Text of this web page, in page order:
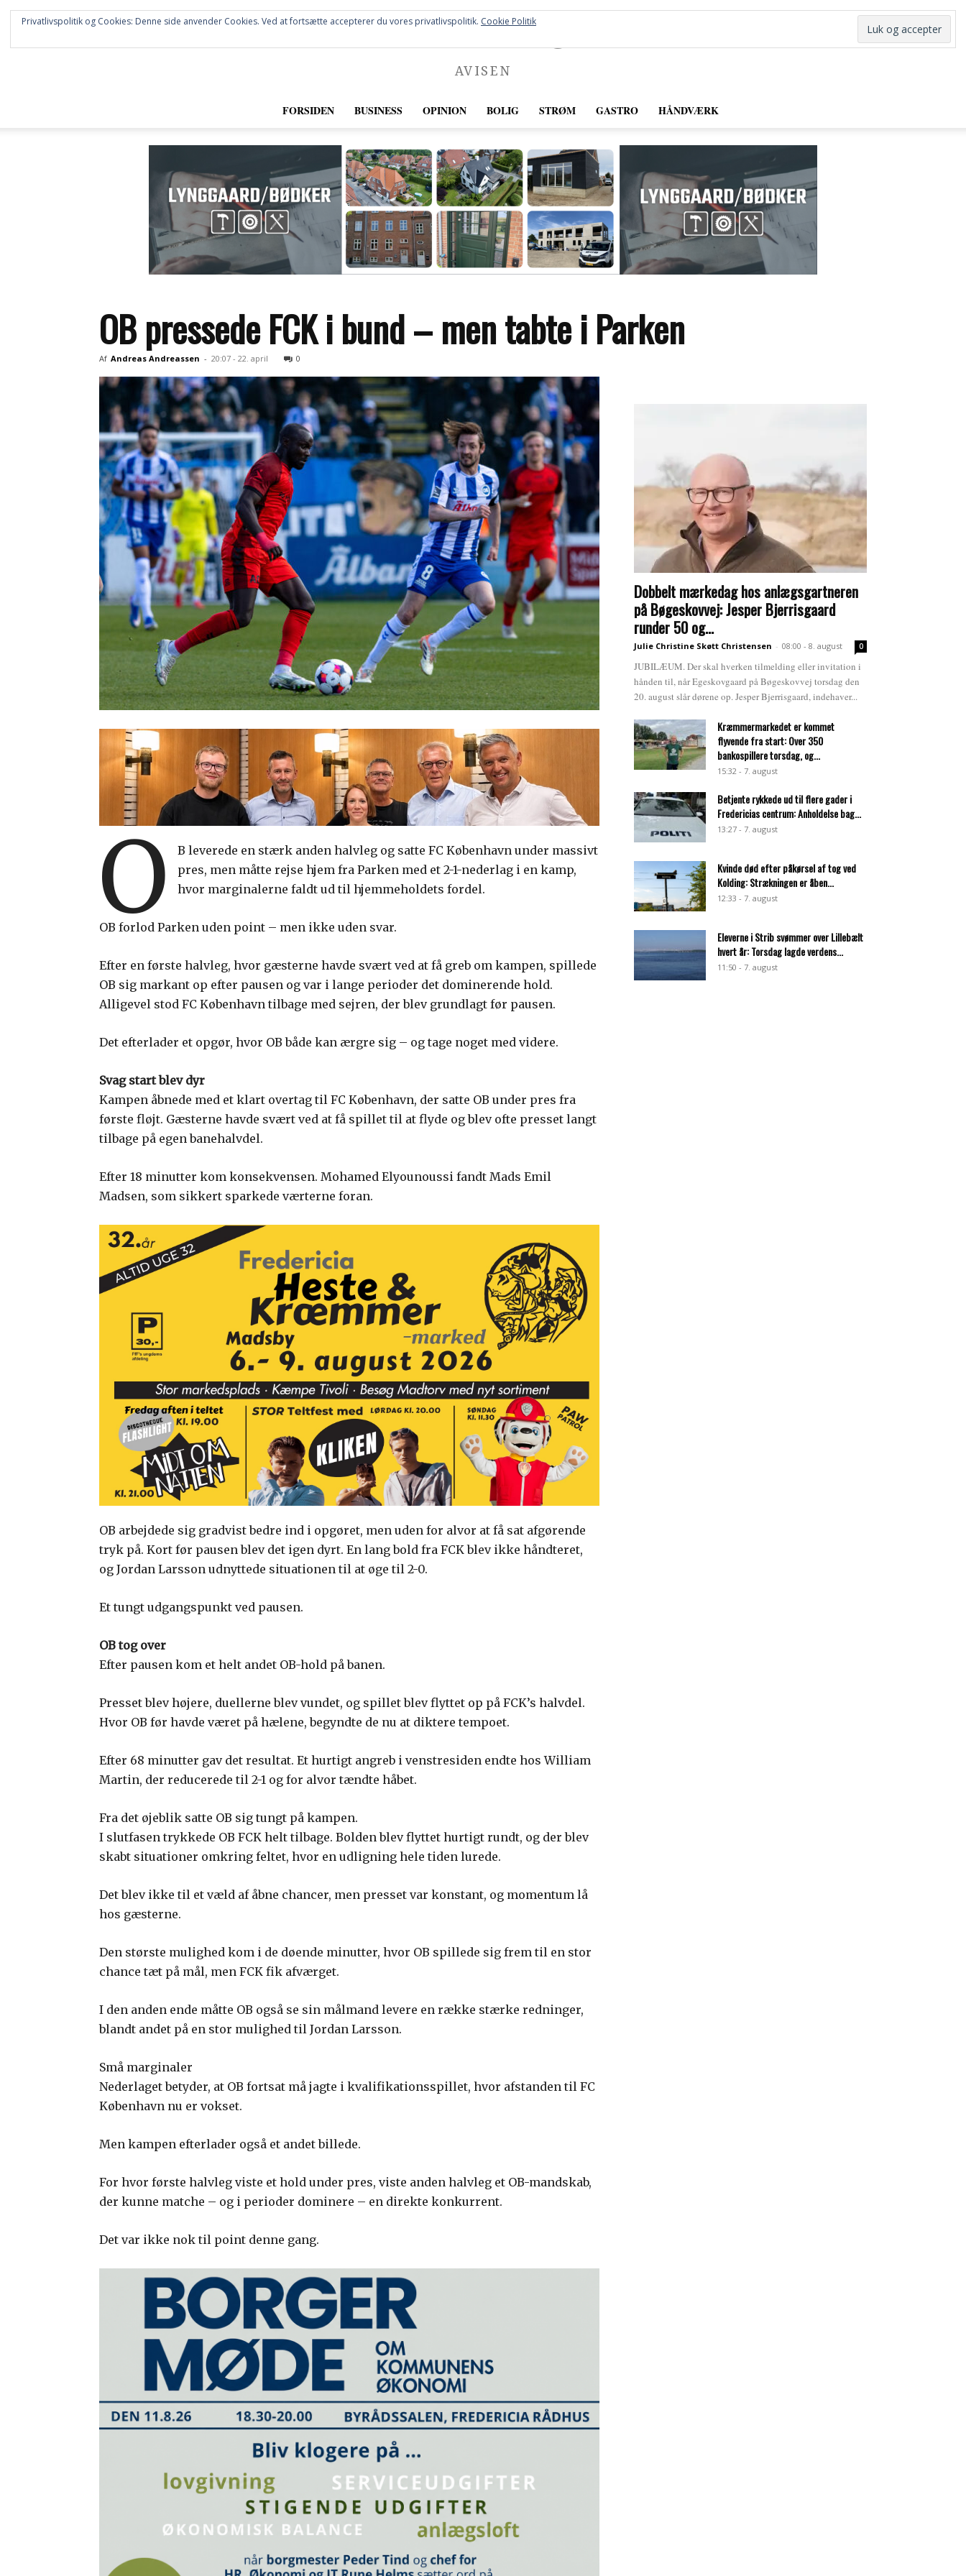
FREDERICIA
AVISEN
FORSIDEN BUSINESS OPINION BOLIG STRØM GASTRO HÅNDVÆRK
OB pressede FCK i bund – men tabte i Parken
Af Andreas Andreassen - 20:07 - 22. april 0
O
B leverede en stærk anden halvleg og satte FC København under massivt
pres, men måtte rejse hjem fra Parken med et 2-1-nederlag i en kamp,
hvor marginalerne faldt ud til hjemmeholdets fordel.
OB forlod Parken uden point – men ikke uden svar.
Efter en første halvleg, hvor gæsterne havde svært ved at få greb om kampen, spillede
OB sig markant op efter pausen og var i lange perioder det dominerende hold.
Alligevel stod FC København tilbage med sejren, der blev grundlagt før pausen.
Det efterlader et opgør, hvor OB både kan ærgre sig – og tage noget med videre.
Svag start blev dyr
Kampen åbnede med et klart overtag til FC København, der satte OB under pres fra
første fløjt. Gæsterne havde svært ved at få spillet til at flyde og blev ofte presset langt
tilbage på egen banehalvdel.
Efter 18 minutter kom konsekvensen. Mohamed Elyounoussi fandt Mads Emil
Madsen, som sikkert sparkede værterne foran.
OB arbejdede sig gradvist bedre ind i opgøret, men uden for alvor at få sat afgørende
tryk på. Kort før pausen blev det igen dyrt. En lang bold fra FCK blev ikke håndteret,
og Jordan Larsson udnyttede situationen til at øge til 2-0.
Et tungt udgangspunkt ved pausen.
OB tog over
Efter pausen kom et helt andet OB-hold på banen.
Presset blev højere, duellerne blev vundet, og spillet blev flyttet op på FCK’s halvdel.
Hvor OB før havde været på hælene, begyndte de nu at diktere tempoet.
Efter 68 minutter gav det resultat. Et hurtigt angreb i venstresiden endte hos William
Martin, der reducerede til 2-1 og for alvor tændte håbet.
Fra det øjeblik satte OB sig tungt på kampen.
I slutfasen trykkede OB FCK helt tilbage. Bolden blev flyttet hurtigt rundt, og der blev
skabt situationer omkring feltet, hvor en udligning hele tiden lurede.
Det blev ikke til et væld af åbne chancer, men presset var konstant, og momentum lå
hos gæsterne.
Den største mulighed kom i de døende minutter, hvor OB spillede sig frem til en stor
chance tæt på mål, men FCK fik afværget.
I den anden ende måtte OB også se sin målmand levere en række stærke redninger,
blandt andet på en stor mulighed til Jordan Larsson.
Små marginaler
Nederlaget betyder, at OB fortsat må jagte i kvalifikationsspillet, hvor afstanden til FC
København nu er vokset.
Men kampen efterlader også et andet billede.
For hvor første halvleg viste et hold under pres, viste anden halvleg et OB-mandskab,
der kunne matche – og i perioder dominere – en direkte konkurrent.
Det var ikke nok til point denne gang.
Dobbelt mærkedag hos anlægsgartneren
på Bøgeskovvej: Jesper Bjerrisgaard
runder 50 og...
Julie Christine Skøtt Christensen - 08:00 - 8. august 0
JUBILÆUM. Der skal hverken tilmelding eller invitation i
hånden til, når Egeskovgaard på Bøgeskovvej torsdag den
20. august slår dørene op. Jesper Bjerrisgaard, indehaver...
Kræmmermarkedet er kommet
flyvende fra start: Over 350
bankospillere torsdag, og...
15:32 - 7. august
Betjente rykkede ud til flere gader i
Fredericias centrum: Anholdelse bag...
13:27 - 7. august
Kvinde død efter påkørsel af tog ved
Kolding: Strækningen er åben...
12:33 - 7. august
Eleverne i Strib svømmer over Lillebælt
hvert år: Torsdag lagde verdens...
11:50 - 7. august
Privatlivspolitik og Cookies: Denne side anvender Cookies. Ved at fortsætte accepterer du vores privatlivspolitik. Cookie Politik